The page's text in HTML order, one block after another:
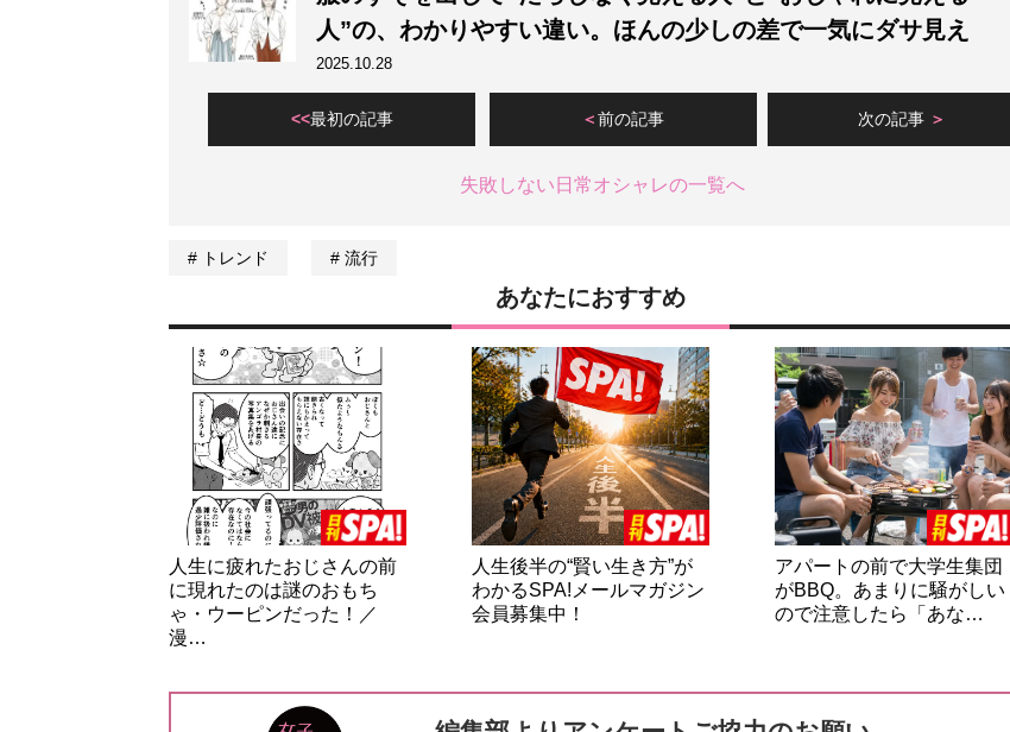
人”の、わかりやすい違い。ほんの少しの差で一気にダサ見え
2025.10.28
最初の記事 前の記事 次の記事
失敗しない日常オシャレの一覧へ
トレンド 流行
あなたにおすすめ
人生に疲れたおじさんの前
に現れたのは謎のおもち
ゃ・ウーピンだった！／
漫…
人生後半の“賢い生き方”が
わかるSPA!メールマガジン
会員募集中！
アパートの前で大学生集団
がBBQ。あまりに騒がしい
ので注意したら「あな…